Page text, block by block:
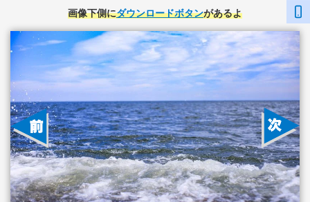
画像下側にダウンロードボタンがあるよ